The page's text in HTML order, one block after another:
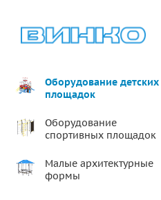
Оборудование детских
площадок
Оборудование
спортивных площадок
Малые архитектурные
формы